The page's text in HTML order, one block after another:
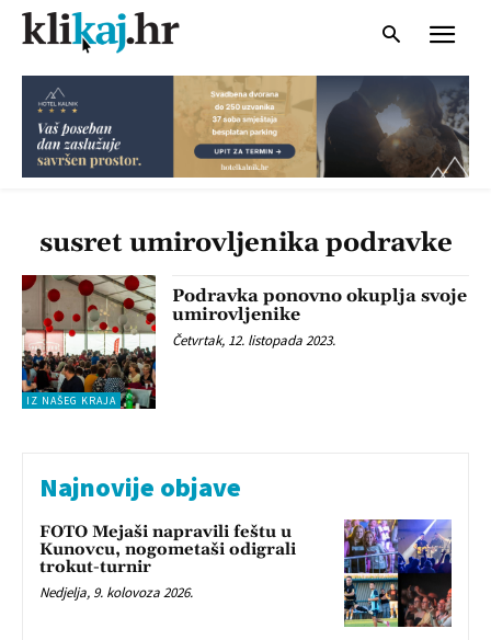
susret umirovljenika podravke
IZ NAŠEG KRAJA
Podravka ponovno okuplja svoje
umirovljenike
Četvrtak, 12. listopada 2023.
Najnovije objave
FOTO Mejaši napravili feštu u
Kunovcu, nogometaši odigrali
trokut-turnir
Nedjelja, 9. kolovoza 2026.